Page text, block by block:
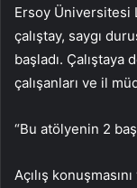
Ersoy Üniversitesi
çalıştay, saygı
başladı.
çalışanları ve il
“Bu atölyenin 2
Açılış